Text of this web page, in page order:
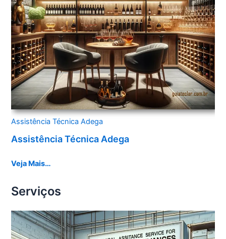
Assistência Técnica Adega
Assistência Técnica Adega
Veja Mais…
Serviços